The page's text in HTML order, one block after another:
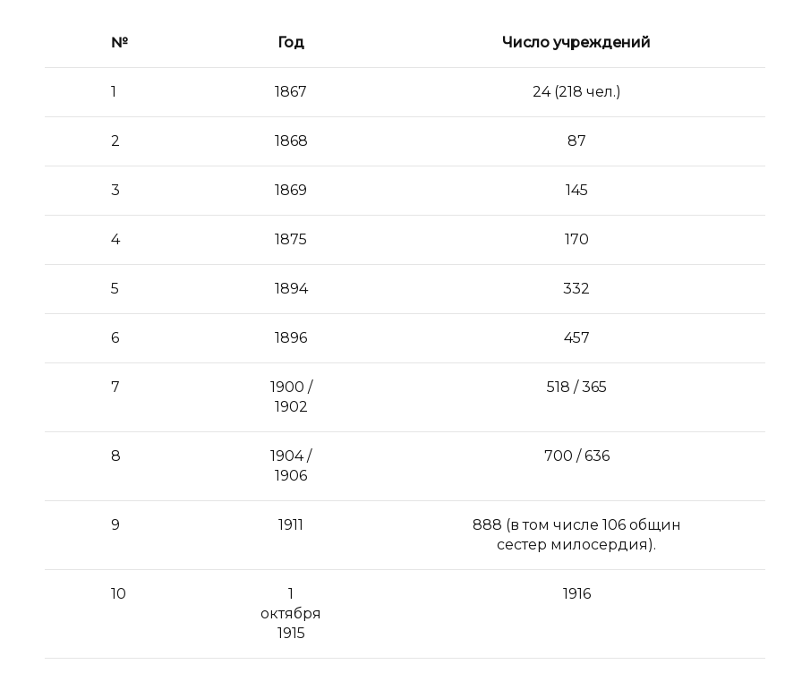
№ Год Число учреждений
1 1867 24 (218 чел.)
2 1868 87
3 1869 145
4 1875 170
5 1894 332
6 1896 457
7
1900 /
1902
518 / 365
8
1904 /
1906
700 / 636
9 1911
888 (в том числе 106 общин
сестер милосердия).
10
1
октября
1915
1916